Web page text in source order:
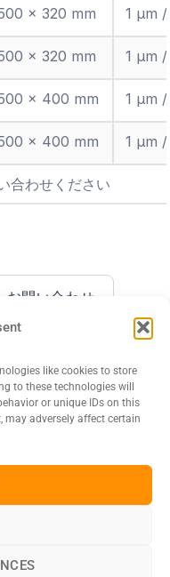
like cookies to store
to these technologies will
or unique IDs on this
adversely affect certain
× 320 mm 1 µm
× 320 mm 1 µm
× 400 mm 1 µm
× 400 mm 1 µm
合わせください
お問い合わせ